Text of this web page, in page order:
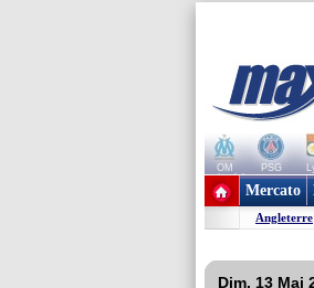
OM PSG
+ de clubs
Mercato
Angleterre
Dim. 13 Mai